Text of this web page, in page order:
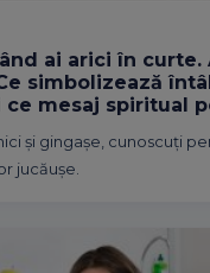
ai arici în curte.
simbolizează
ce mesaj spiritual
și gingașe, cunoscuți
jucăușe.